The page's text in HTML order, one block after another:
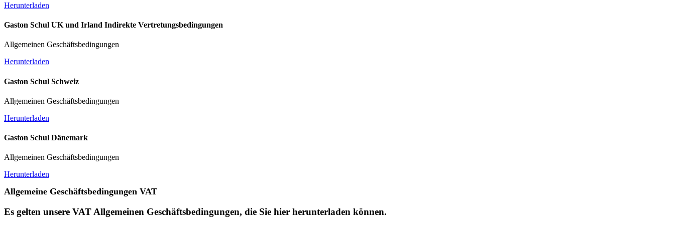
Herunterladen
Gaston Schul UK und Irland Indirekte Vertretungsbedingungen
Allgemeinen Geschäftsbedingungen
Herunterladen
Gaston Schul Schweiz
Allgemeinen Geschäftsbedingungen
Herunterladen
Gaston Schul Dänemark
Allgemeinen Geschäftsbedingungen
Herunterladen
Allgemeine Geschäftsbedingungen VAT
Es gelten unsere VAT Allgemeinen Geschäftsbedingungen, die Sie hier herunterladen können.